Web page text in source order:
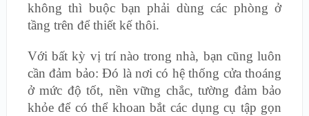
không thì buộc bạn phải dùng các phòng ở
tầng trên để thiết kế thôi.
Với bất kỳ vị trí nào trong nhà, bạn cũng luôn
cần đảm bảo: Đó là nơi có hệ thống cửa thoáng
ở mức độ tốt, nền vững chắc, tường đảm bảo
khỏe để có thể khoan bắt các dụng cụ tập gọn